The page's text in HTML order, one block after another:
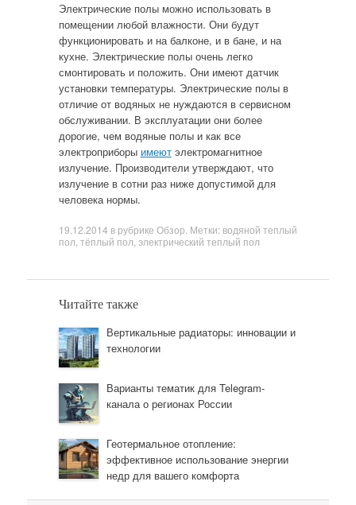
Электрические полы можно использовать в
помещении любой влажности. Они будут
функционировать и на балконе, и в бане, и на
кухне. Электрические полы очень легко
смонтировать и положить. Они имеют датчик
установки температуры. Электрические полы в
отличие от водяных не нуждаются в сервисном
обслуживании. В эксплуатации они более
дорогие, чем водяные полы и как все
электроприборы имеютэлектромагнитное
излучение. Производители утверждают, что
излучение в сотни раз ниже допустимой для
человека нормы.
19.12.2014 в рубрике Обзор . Метки: водяной теплый
пол тёплый пол электрический теплый пол
Читайте также
Вертикальные радиаторы: инновации и
технологии
Варианты тематик для Telegram-
канала о регионах России
Геотермальное отопление:
эффективное использование энергии
недр для вашего комфорта